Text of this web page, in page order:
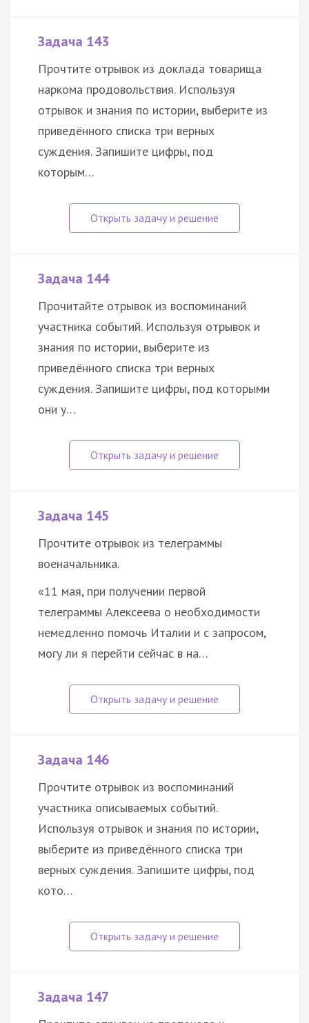
Задача 143
Прочтите отрывок из доклада товарища
наркома продовольствия. Используя
отрывок и знания по истории, выберите из
приведённого списка три верных
суждения. Запишите цифры, под
которым…
Задача 144
Прочитайте отрывок из воспоминаний
участника событий. Используя отрывок и
знания по истории, выберите из
приведённого списка три верных
суждения. Запишите цифры, под которыми
они у…
Задача 145
Прочтите отрывок из телеграммы
военачальника.
«11 мая, при получении первой
телеграммы Алексеева о необходимости
немедленно помочь Италии и с запросом,
могу ли я перейти сейчас в на…
Задача 146
Прочтите отрывок из воспоминаний
участника описываемых событий.
Используя отрывок и знания по истории,
выберите из приведённого списка три
верных суждения. Запишите цифры, под
кото…
Задача 147